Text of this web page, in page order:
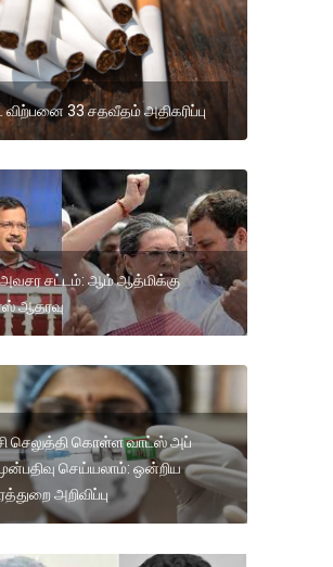
விற்பனை 33 சதவீதம் அதிகரிப்பு
அவசர சட்டம்: ஆம் ஆத்மிக்கு
ஆதரவு
செலுத்தி கொள்ள வாட்ஸ் அப்
செய்யலாம்: ஒன்றிய
அறிவிப்பு